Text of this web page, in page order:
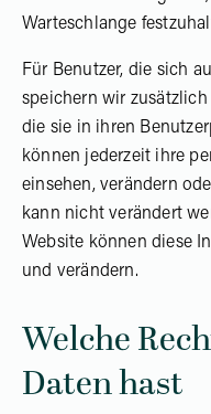
Warteschlange
Für Benutzer, die sich
speichern wir
die sie in ihren
können jederzeit ihre
einsehen, verändern
kann nicht verändert
Website können diese
und verändern.
Welche
Daten hast